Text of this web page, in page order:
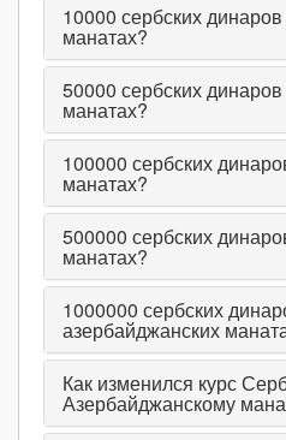
10000 сербских
манатах?
50000 сербских
манатах?
100000 сербских
манатах?
500000 сербских
манатах?
1000000 сербских
азербайджанских
Как изменился курс
Азербайджанскому